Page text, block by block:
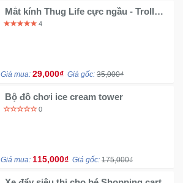
Mắt kính Thug Life cực ngầu - Troll
bạn bè
4
Giá mua: 29,000₫ Giá gốc: 35,000₫
Bộ đồ chơi ice cream tower
0
Giá mua: 115,000₫ Giá gốc: 175,000₫